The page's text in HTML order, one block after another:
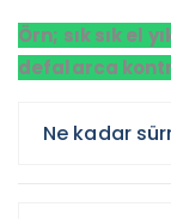
Örn; sık sık el
defalarca
Ne kadar